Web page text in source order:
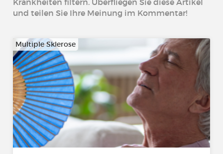
Krankheiten filtern. Überfliegen Sie diese Artikel
und teilen Sie Ihre Meinung im Kommentar!
Multiple Sklerose